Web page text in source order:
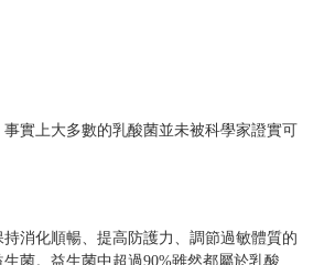
實上大多數的乳酸菌並未被科學家證實可
消化順暢、提高防護力、調節過敏體質的
菌。益生菌中超過90%雖然都屬於乳酸